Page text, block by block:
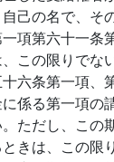
己の名で、
項第六十一条
この限りでない
六条第一項、
係る第一項の
ただし、こ
きは、この限